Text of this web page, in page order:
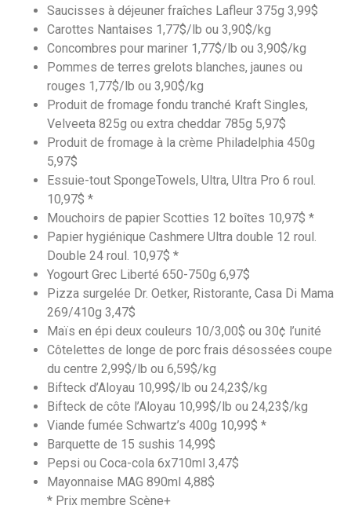
Saucisses à déjeuner fraîches Lafleur 375g 3,99$
Carottes Nantaises 1,77$/lb ou 3,90$/kg
Concombres pour mariner 1,77$/lb ou 3,90$/kg
Pommes de terres grelots blanches, jaunes ou
rouges 1,77$/lb ou 3,90$/kg
Produit de fromage fondu tranché Kraft Singles,
Velveeta 825g ou extra cheddar 785g 5,97$
Produit de fromage à la crème Philadelphia 450g
5,97$
Essuie-tout SpongeTowels, Ultra, Ultra Pro 6 roul.
10,97$ *
Mouchoirs de papier Scotties 12 boîtes 10,97$ *
Papier hygiénique Cashmere Ultra double 12 roul.
Double 24 roul. 10,97$ *
Yogourt Grec Liberté 650-750g 6,97$
Pizza surgelée Dr. Oetker, Ristorante, Casa Di Mama
269/410g 3,47$
Maïs en épi deux couleurs 10/3,00$ ou 30¢ l’unité
Côtelettes de longe de porc frais désossées coupe
du centre 2,99$/lb ou 6,59$/kg
Bifteck d’Aloyau 10,99$/lb ou 24,23$/kg
Bifteck de côte l’Aloyau 10,99$/lb ou 24,23$/kg
Viande fumée Schwartz’s 400g 10,99$ *
Barquette de 15 sushis 14,99$
Pepsi ou Coca-cola 6x710ml 3,47$
Mayonnaise MAG 890ml 4,88$
* Prix membre Scène+